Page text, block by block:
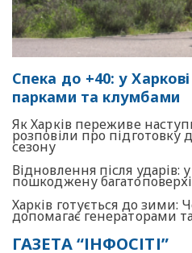
Спека до +40: у
парками та клумбами
Як Харків переживе
розповіли про підготовку
сезону
Відновлення після ударів:
пошкоджену
Харків готується до зими:
допомагає генераторами
ГАЗЕТА “ІНФОСІТІ”